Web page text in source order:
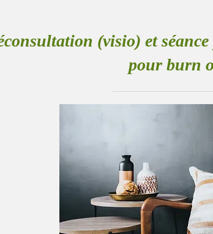
(visio) et
pour burn